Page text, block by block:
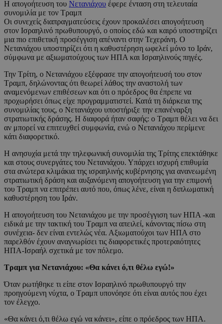
Η απογοήτευση του Νετανιάχου έφερε ένταση στη τελευταία
συνομιλία με τον Τραμπ
Οι συνεχείς διαπραγματεύσεις έχουν προκαλέσει απογοήτευση
στον Ισραηλινό πρωθυπουργό, ο οποίος εδώ και καιρό υποστηρίζει
μια πιο επιθετική προσέγγιση απέναντι στην Τεχεράνη. Ο
Νετανιάχου υποστηρίζει ότι η καθυστέρηση ωφελεί μόνο το Ιράν,
σύμφωνα με αξιωματούχους των ΗΠΑ και Ισραηλινούς πηγές.
Την Τρίτη, ο Νετανιάχου εξέφρασε την απογοήτευσή του στον
Τραμπ, δηλώνοντας ότι θεωρεί λάθος την αναστολή των
αναμενόμενων επιθέσεων και ότι ο πρόεδρος θα έπρεπε να
προχωρήσει όπως είχε προγραμματιστεί. Κατά τη διάρκεια της
συνομιλίας τους, ο Νετανιάχου υποστήριξε την επανέναρξη
στρατιωτικής δράσης. Η διαφορά ήταν σαφής: ο Τραμπ θέλει να δει
αν μπορεί να επιτευχθεί συμφωνία, ενώ ο Νετανιάχου περίμενε
κάτι διαφορετικό.
Η ανησυχία μετά την τηλεφωνική συνομιλία της Τρίτης επεκτάθηκε
και στους συνεργάτες του Νετανιάχου. Υπάρχει ισχυρή επιθυμία
στα ανώτερα κλιμάκια της ισραηλινής κυβέρνησης για ανανεωμένη
στρατιωτική δράση και αυξανόμενη απογοήτευση για την επιμονή
του Τραμπ να επιτρέπει αυτό που, όπως λένε, είναι η διπλωματική
καθυστέρηση του Ιράν.
Η απογοήτευση του Νετανιάχου με την προσέγγιση των ΗΠΑ -και
ειδικά με την τακτική του Τραμπ να απειλεί, κάνοντας πίσω στη
συνέχεια- δεν είναι εντελώς νέα. Αξιωματούχοι των ΗΠΑ στο
παρελθόν έχουν αναγνωρίσει τις διαφορετικές προτεραιότητες
ΗΠΑ-Ισραήλ σχετικά με τον πόλεμο.
Τραμπ για Νετανιάχου: «Θα κάνει ό,τι θέλω εγώ!»
Όταν ρωτήθηκε τι είπε στον Ισραηλινό πρωθυπουργό την
προηγούμενη νύχτα, ο Τραμπ υπονόησε ότι είναι αυτός που έχει
τον έλεγχο.
«Θα κάνει ό,τι θέλω εγώ να κάνει», είπε ο πρόεδρος των ΗΠΑ.